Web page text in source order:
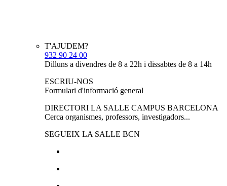
T'AJUDEM?
932 90 24 00
Dilluns a divendres de 8 a 22h i dissabtes de 8 a 14h
ESCRIU-NOS
Formulari d'informació general
DIRECTORI LA SALLE CAMPUS BARCELONA
Cerca organismes, professors, investigadors...
SEGUEIX LA SALLE BCN